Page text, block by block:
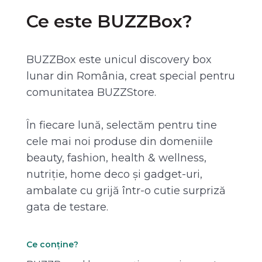
Ce este BUZZBox?
BUZZBox este unicul discovery box
lunar din România, creat special pentru
comunitatea BUZZStore.
În fiecare lună, selectăm pentru tine
cele mai noi produse din domeniile
beauty, fashion, health & wellness,
nutriție, home deco și gadget-uri,
ambalate cu grijă într-o cutie surpriză
gata de testare.
Ce conține?